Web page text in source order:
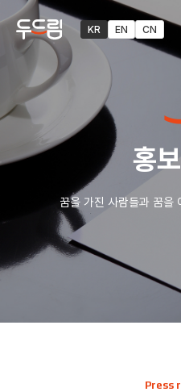
KR EN CN
홍
꿈을 가진 사람들과 꿈을
Press